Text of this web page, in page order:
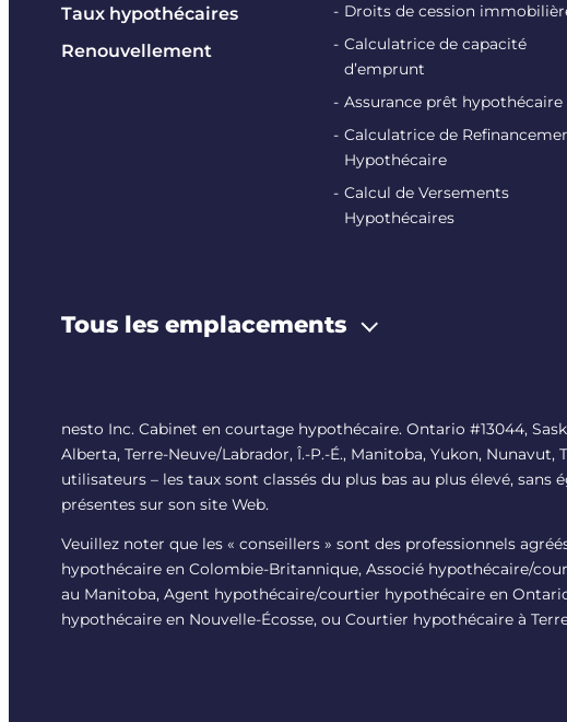
Taux hypothécaires
Renouvellement
Droits de cession
Calculatrice de capacité
d’emprunt
Assurance prêt hypothécaire
Calculatrice de
Hypothécaire
Calcul de Versements
Hypothécaires
Tous les emplacements
nesto Inc. Cabinet en courtage hypothécaire. Ontario #13044,
Alberta, Terre-Neuve/Labrador, Î.-P.-É., Manitoba, Yukon,
utilisateurs – les taux sont classés du plus bas au plus élevé,
présentes sur son site Web.
Veuillez noter que les « conseillers » sont des professionnels
hypothécaire en Colombie-Britannique, Associé hypothécaire/
au Manitoba, Agent hypothécaire/courtier hypothécaire en
hypothécaire en Nouvelle-Écosse, ou Courtier hypothécaire à